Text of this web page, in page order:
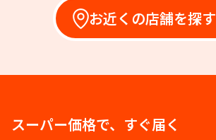
お近くの店舗を探す
スーパー価格で、すぐ届く